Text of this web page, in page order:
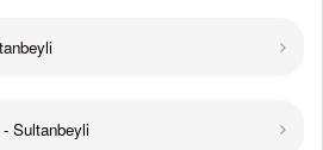
Sultanbeyli